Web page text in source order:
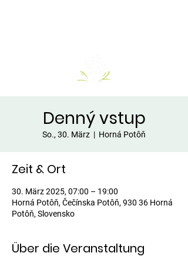
Denný vstup
So., 30. März
  |
Horná Potôň
Zeit & Ort
30. März 2025, 07:00 – 19:00
Horná Potôň, Čečínska Potôň, 930 36 Horná
Potôň, Slovensko
Über die Veranstaltung